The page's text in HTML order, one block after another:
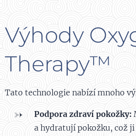
Výhody
Therapy™
Tato technologie nabízí mnoho
Podpora zdraví pokožky:
a hydratují pokožku, což